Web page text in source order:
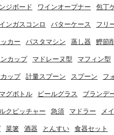
ジボード ワインオープナー 包丁
ンガスコンロ バターケース フリ
カー パスタマシン 蒸し器 鰹節
カップ マドレーヌ型 マフィン型
ップ 計量スプーン スプーン フ
マグボトル ビールグラス ブランデ
クピッチャー 急須 マドラー メ
菜箸 酒器 とんすい 食器セット